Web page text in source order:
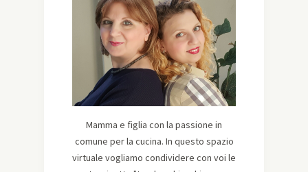
Mamma e figlia con la passione in
comune per la cucina. In questo spazio
virtuale vogliamo condividere con voi le